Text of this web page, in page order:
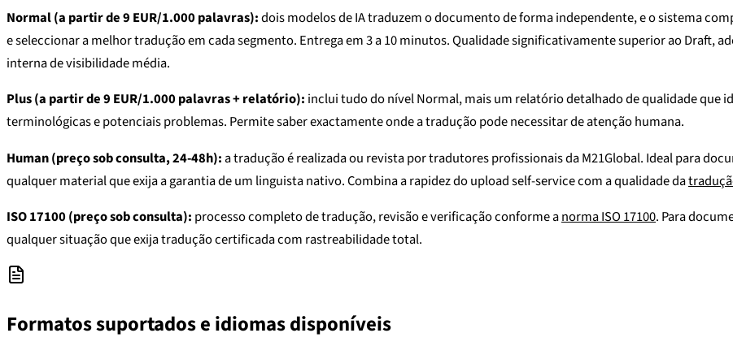
Normal (a partir de 9 EUR/1.000 palavras):dois modelos de IA traduzem o documento de forma independente, e o sistema
e seleccionar a melhor tradução em cada segmento. Entrega em 3 a 10 minutos. Qualidade significativamente superior ao Draft,
interna de visibilidade média.
Plus (a partir de 9 EUR/1.000 palavras + relatório): inclui tudo do nível Normal, mais um relatório detalhado de qualidade que
terminológicas e potenciais problemas. Permite saber exactamente onde a tradução pode necessitar de atenção humana.
Human (preço sob consulta, 24-48h):a tradução é realizada ou revista por tradutores profissionais da M21Global. Ideal para
qualquer material que exija a garantia de um linguista nativo. Combina a rapidez do upload self-service com a qualidade da
ISO 17100 (preço sob consulta): processo completo de tradução, revisão e verificação conforme anorma ISO 17100. Para
qualquer situação que exija tradução certificada com rastreabilidade total.
Formatos suportados e idiomas disponíveis